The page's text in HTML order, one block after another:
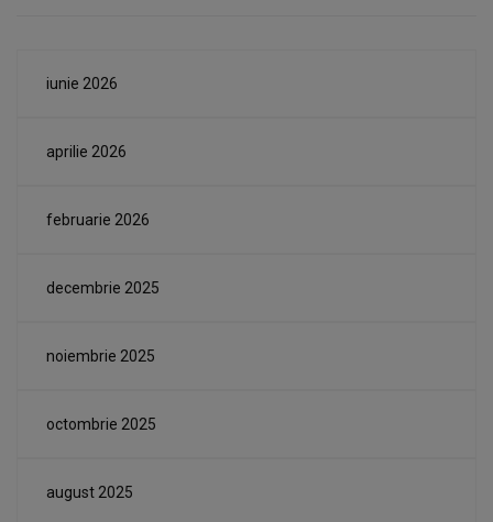
iunie 2026
aprilie 2026
februarie 2026
decembrie 2025
noiembrie 2025
octombrie 2025
august 2025